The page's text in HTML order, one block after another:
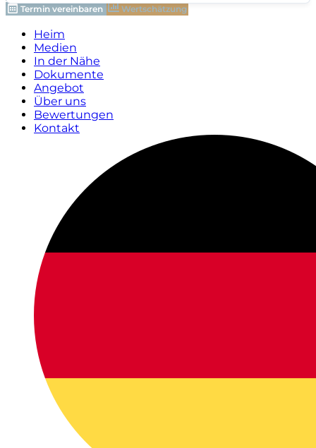
Termin vereinbaren
Wertschätzung
Heim
Medien
In der Nähe
Dokumente
Angebot
Über uns
Bewertungen
Kontakt